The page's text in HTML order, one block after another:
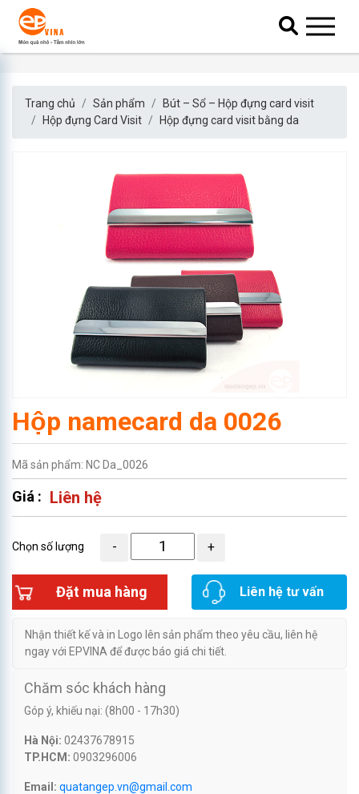
Trang chủ Sản phẩm
Bút – Sổ – Hộp đựng card visit
Hộp đựng Card Visit
Hộp đựng card visit bằng da
Hộp namecard da 0026
Mã sản phẩm: NC Da_0026
Giá : Liên hệ
Chọn số lượng
Đặt mua hàng Liên hệ tư vấn
Nhận thiết kế và in Logo lên sản phẩm theo yêu cầu, liên hệ
ngay với EPVINA để được báo giá chi tiết.
Chăm sóc khách hàng
Góp ý, khiếu nại: (8h00 - 17h30)
Hà Nội: 02437678915
TP.HCM: 0903296006
Email: quatangep.vn@gmail.com